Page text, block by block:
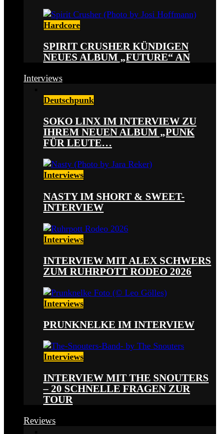
Hardcore
SPIRIT CRUSHER KÜNDIGEN
NEUES ALBUM „FUTURE“ AN
Interviews
Deutschpunk
SOKO LINX IM INTERVIEW ZU
IHREM NEUEN ALBUM „PUNK
FÜR LEUTE…
Interviews
NASTY IM SHORT & SWEET-
INTERVIEW
Interviews
INTERVIEW MIT ALEX SCHWERS
ZUM RUHRPOTT RODEO 2026
Interviews
PRUNKNELKE IM INTERVIEW
Interviews
INTERVIEW MIT THE SNOUTERS
– 20 SCHNELLE FRAGEN ZUR
TOUR
Reviews